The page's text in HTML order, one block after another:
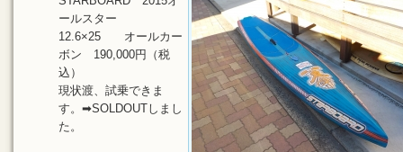
ールスター
12.6×25 オールカー
ボン 190,000円（税
込）
現状渡、試乗できま
す。➡SOLDOUTしまし
た。